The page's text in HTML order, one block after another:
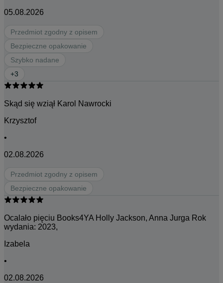
05.08.2026
Przedmiot zgodny z opisem
Bezpieczne opakowanie
Szybko nadane
+3
Skąd się wziął Karol Nawrocki
Krzysztof
•
02.08.2026
Przedmiot zgodny z opisem
Bezpieczne opakowanie
Ocalało pięciu Books4YA Holly Jackson, Anna Jurga Rok
wydania: 2023,
Izabela
•
02.08.2026